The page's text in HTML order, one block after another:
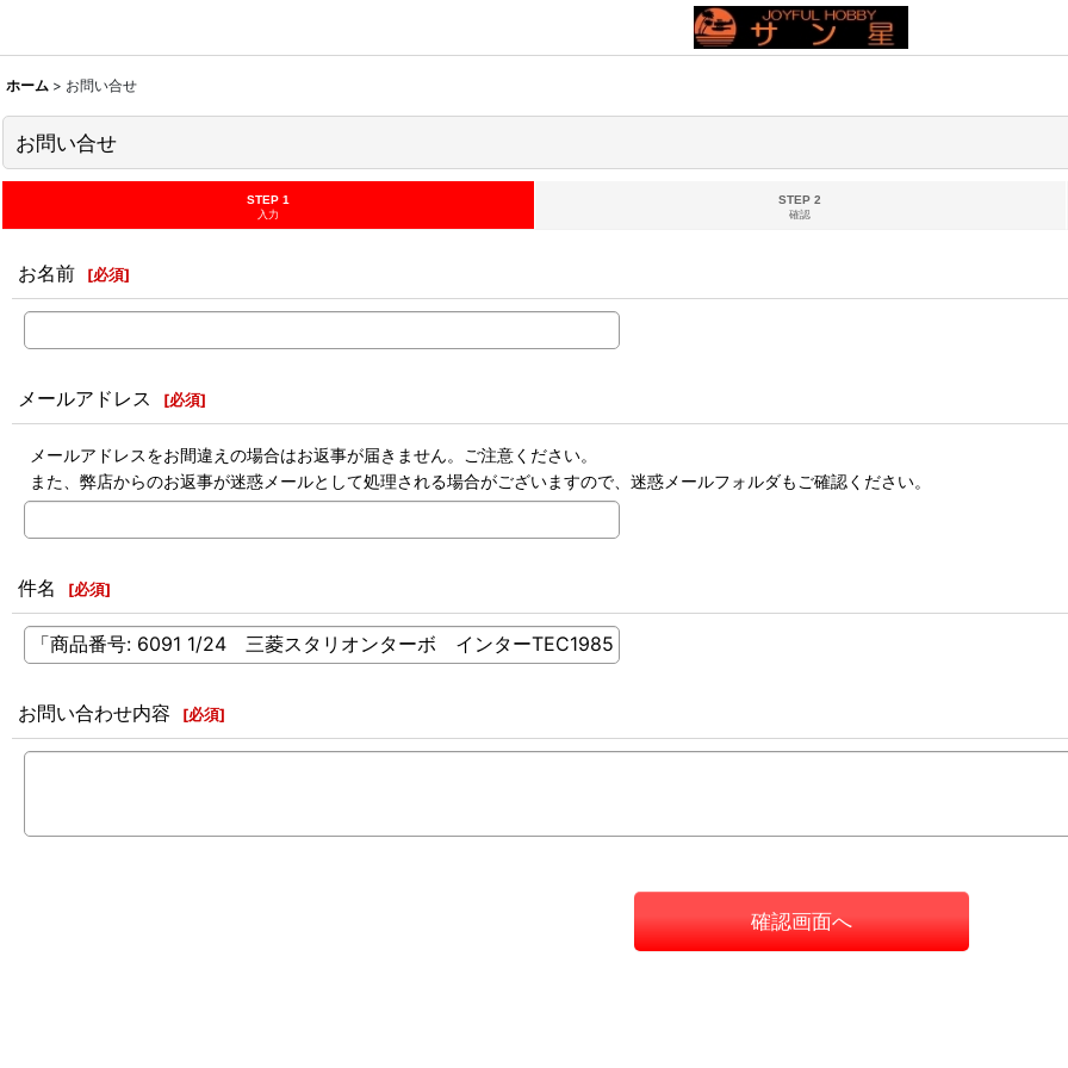
ホーム > お問い合せ
お問い合せ
STEP 1
入力
STEP 2
確認
お名前 [必須]
メールアドレス [必須]
メールアドレスをお間違えの場合はお返事が届きません。ご注意ください。
また、弊店からのお返事が迷惑メールとして処理される場合がございますので、迷惑メールフォルダもご確認ください。
件名 [必須]
お問い合わせ内容 [必須]
確認画面へ